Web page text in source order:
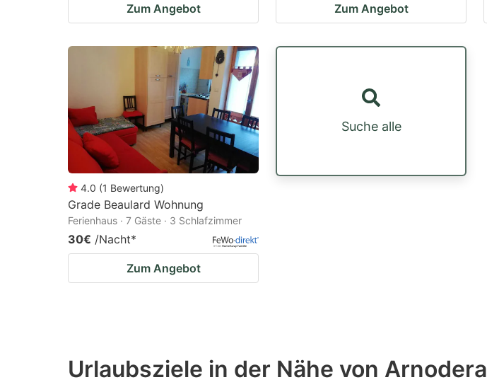
Zum Angebot Zum Angebot
4.0 (1 Bewertung)
Grade Beaulard Wohnung
Ferienhaus · 7 Gäste · 3 Schlafzimmer
30€ /Nacht*
Zum Angebot
Suche alle
Urlaubsziele in der Nähe von Arnodera